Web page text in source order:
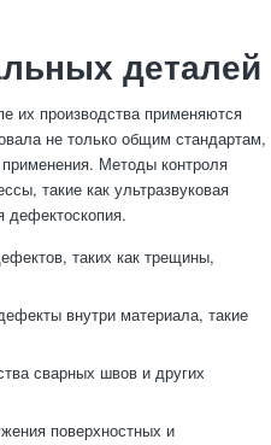
деталей
их производства применяются
не только общим стандартам,
Методы контроля
такие как ультразвуковая
дефектоскопия.
таких как трещины,
внутри материала, такие
сварных швов и других
поверхностных и